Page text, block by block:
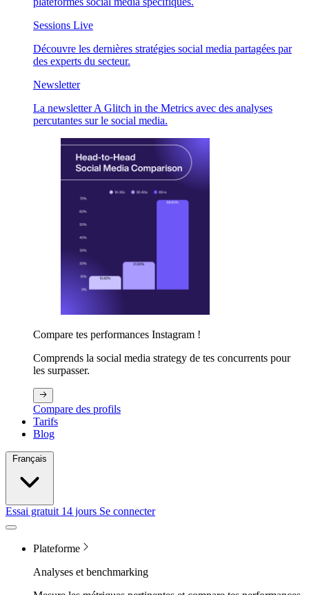
Sessions Live
Découvre les dernières stratégies social media partagées par
des experts du secteur.
Newsletter
La newsletter A Glitch in the Metrics avec des analyses
percutantes sur le social media.
Compare tes performances Instagram !
Comprends la social media strategy de tes concurrents pour
les surpasser.
Compare des profils
Tarifs
Blog
Essai gratuit 14 jours Se connecter
Plateforme
Analyses et benchmarking